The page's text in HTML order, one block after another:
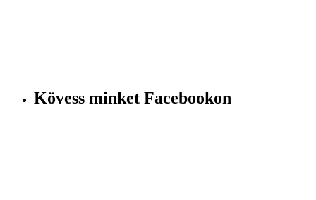
Kövess minket Facebookon